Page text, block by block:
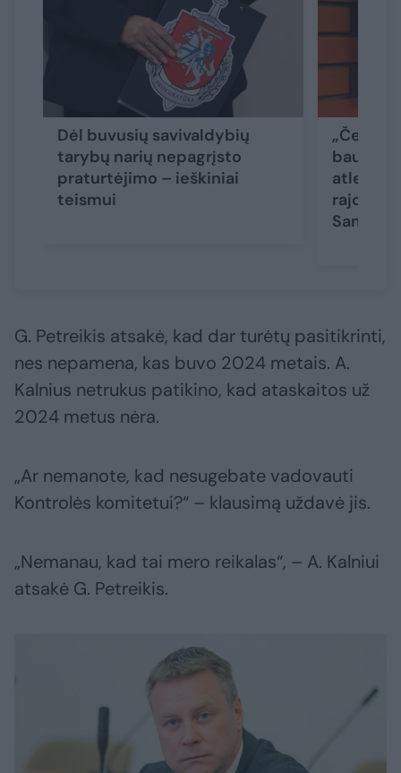
Dėl buvusių savivaldybių
tarybų narių nepagrįsto
praturtėjimo – ieškiniai
teismui
rajono
Samalius
G. Petreikis atsakė, kad dar turėtų pasitikrinti,
nes nepamena, kas buvo 2024 metais. A.
Kalnius netrukus patikino, kad ataskaitos už
2024 metus nėra.
„Ar nemanote, kad nesugebate vadovauti
Kontrolės komitetui?“ – klausimą uždavė jis.
„Nemanau, kad tai mero reikalas“, – A. Kalniui
atsakė G. Petreikis.